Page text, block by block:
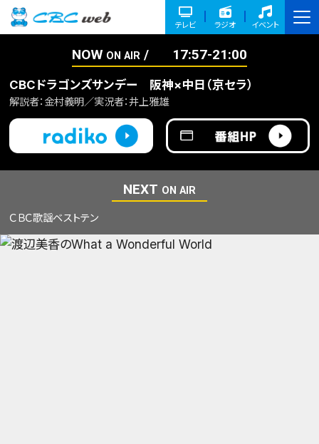
テレビ ラジオ イベント
NOW ON AIR 17:57-21:00
CBCドラゴンズサンデー 阪神×中日（京セラ）
解説者：金村義明／実況者：井上雅雄
NEXT ON AIR
ＣＢＣ歌謡ベストテン